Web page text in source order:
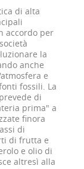
di alta
accordo per
la
anche
e
fossili. La
di
prima" a
finora
di
di frutta e
e olio di
altresì alla